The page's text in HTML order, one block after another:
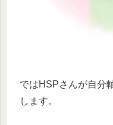
ではHSPさんが自分
します。